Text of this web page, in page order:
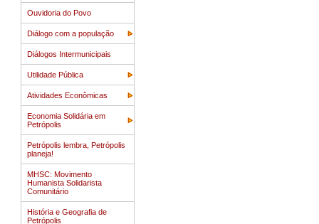
Ouvidoria do Povo
Diálogo com a população
Diálogos Intermunicipais
Utilidade Pública
Atividades Econômicas
Economia Solidária em
Petrópolis
Petrópolis lembra, Petrópolis
planeja!
MHSC: Movimento
Humanista Solidarista
Comunitário
História e Geografia de
Petrópolis